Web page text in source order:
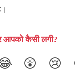
आपको कैसी लगी?
😲 😢